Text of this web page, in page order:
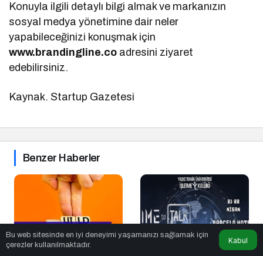
Konuyla ilgili detaylı bilgi almak ve markanızın
sosyal medya yönetimine dair neler
yapabileceğinizi konuşmak için
www.brandingline.co adresini ziyaret
edebilirsiniz.
Kaynak. Startup Gazetesi
Benzer Haberler
Bu web sitesinde en iyi deneyimi yaşamanızı sağlamak için
çerezler kullanılmaktadır.
Kabul